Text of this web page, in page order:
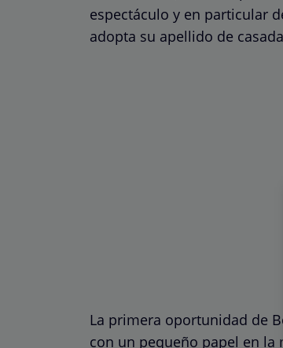
espectáculo y en particular
adopta su apellido de
La primera oportunidad de
con un pequeño papel en